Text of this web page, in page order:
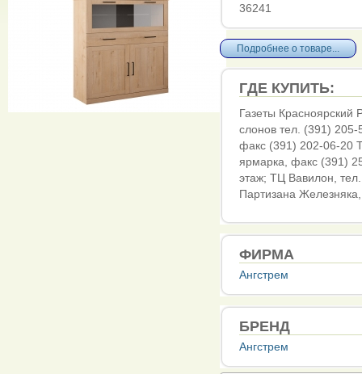
36241
Подробнее о товаре...
ГДЕ КУПИТЬ:
Газеты
слонов тел. (391)
факс (391) 202-06-20
ярмарка, факс (391)
этаж; ТЦ Вавилон,
Партизана
ФИРМА
Ангстрем
БРЕНД
Ангстрем